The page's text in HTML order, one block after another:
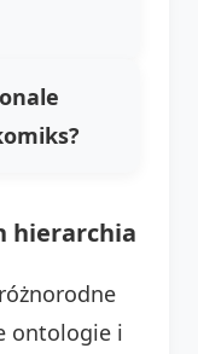
hierarchia
ontologie i